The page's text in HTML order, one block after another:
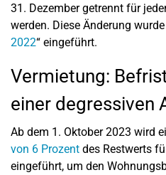
31. Dezember getrennt für
werden. Diese Änderung wurde
2022“ eingeführt.
Vermietung:
einer degressiven
Ab dem 1. Oktober 2023 wird
von 6 Prozent des Restwerts
eingeführt, um den